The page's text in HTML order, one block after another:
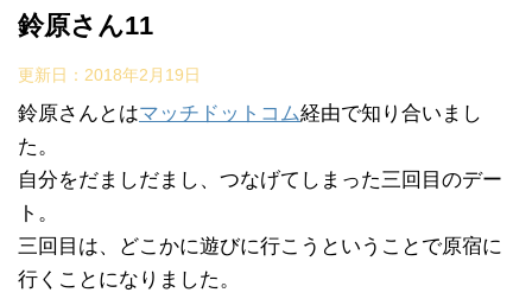
鈴原さん11
更新日： 2018年2月19日
鈴原さんとはマッチドットコム経由で知り合いまし
た。
自分をだましだまし、つなげてしまった三回目のデー
ト。
三回目は、どこかに遊びに行こうということで原宿に
行くことになりました。